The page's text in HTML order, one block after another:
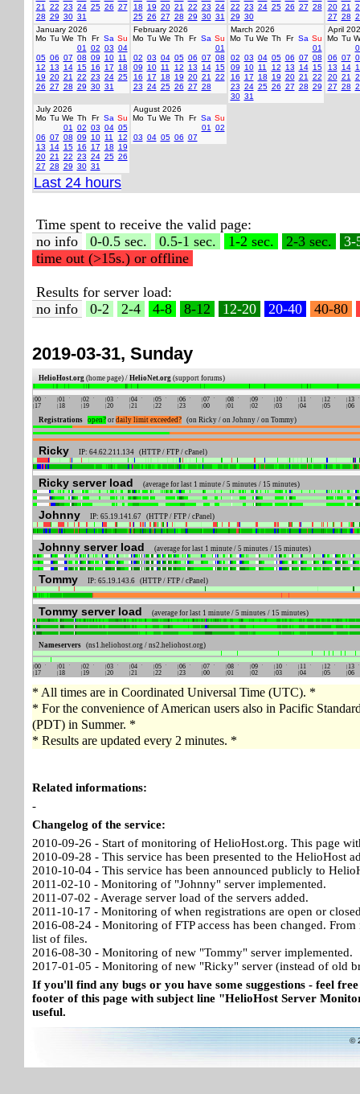
21
22 23 24 25 26 27
28 29 30 31
18
19 20 21 22 23 24
25 26 27 28 29 30 31
22 23 24 25 26 27 28
29 30
20 21
27 28
January 2026
Mo Tu We Th Fr Sa Su
01
02 03 04
05 06 07 08 09 10 11
12
13 14 15 16 17
18
19 20 21 22 23 24 25
26 27 28 29 30 31
February 2026
Mo Tu We Th Fr Sa Su
01
02 03 04 05 06 07 08
09
10 11 12 13 14 15
16
17 18 19 20 21
22
23 24 25 26 27 28
March 2026
Mo Tu We Th Fr Sa Su
01
02 03 04 05 06 07 08
09
10 11 12 13 14 15
16
17 18 19 20 21
22
23 24 25 26 27 28 29
30 31
April
Mo Tu
06 07
13
14
20 21
27 28
July 2026
Mo Tu We Th Fr Sa Su
01
02 03 04 05
06 07 08 09 10 11
12
13
14 15 16 17 18
19
20 21 22 23 24 25 26
27 28 29 30 31
August 2026
Mo Tu We Th Fr Sa Su
01
02
03 04 05 06 07
Last 24 hours
Time spent to receive the valid page:
no info
0-0.5 sec. 0.5-1 sec. 1-2 sec. 2-3 sec.
3-
time out (>15s.) or offline
Results for server load:
no info
0-2 2-4 4-8 8-12 12-20 20-40 40-80
2019-03-31, Sunday
HelioHost.org (home page) / HelioNet.org (support forums)
Registrations open? or daily limit exceeded? (on Ricky / on Johnny / on Tommy)
Ricky IP: 64.62.211.134 (HTTP / FTP / cPanel)
Ricky server load (average for last 1 minute / 5 minutes / 15 minutes)
Johnny IP: 65.19.141.67 (HTTP / FTP / cPanel)
Johnny server load (average for last 1 minute / 5 minutes / 15 minutes)
Tommy IP: 65.19.143.6 (HTTP / FTP / cPanel)
Tommy server load (average for last 1 minute / 5 minutes / 15 minutes)
Nameservers (ns1.heliohost.org / ns2.heliohost.org)
00 01 02 03 04 05 06 07 08 09 10 11 12
13
17
18 19 20 21 22 23 00 01 02 03 04 05 06
00 01 02 03 04 05 06 07 08 09 10 11 12
13
17
18 19 20 21 22 23 00 01 02 03 04 05 06
* All times are in Coordinated Universal Time (UTC). *
* For the convenience of American users also in Pacific
(PDT) in Summer. *
* Results are updated every 2 minutes. *
Related informations:
-
Changelog of the service:
2010-09-26 - Start of monitoring of HelioHost.org. This page
2010-09-28 - This service has been presented to the HelioHost
2010-10-04 - This service has been announced publicly to
2011-02-10 - Monitoring of "Johnny" server implemented.
2011-07-02 - Average server load of the servers added.
2011-10-17 - Monitoring of when registrations are open or
2016-08-24 - Monitoring of FTP access has been changed.
list of files.
2016-08-30 - Monitoring of new "Tommy" server implemented.
2017-01-05 - Monitoring of new "Ricky" server (instead of old
If you'll find any bugs or you have some suggestions - feel
footer of this page with subject line "HelioHost Server
useful.
©